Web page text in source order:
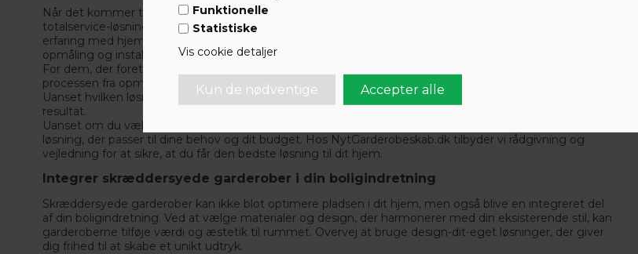
Funktionelle
Statistiske
Vis cookie detaljer
Når det kommer til installation af skydelåger og garderober, har du valget mellem DIY-pakker og
totalservice-løsninger. DIY-pakker kan være en god løsning for dem, der ønsker at spare penge og har
erfaring med hjemmeprojekter. Disse pakker inkluderer alle nødvendige komponenter og en guide til
opmåling og installation.
For dem, der foretrækker en mere bekvem løsning, tilbyder vi totalservice, hvor vi tager hånd om hele
processen fra opmåling til montering. Dette sikrer et professionelt resultat og sparer dig tid og besvær.
Uanset hvilken løsning du vælger, er det vigtigt at sikre, at opmålingen er korrekt for at opnå det bedste
resultat.
Uanset om du vælger at gøre det selv eller benytte vores totalservice, er det vigtigt at vælge en
løsning, der passer til dine behov og dit budget. Hos NytGarderobeskab.dktilbyder vi rådgivning og
vejledning for at sikre, at du får den bedste løsning til dit hjem.
Integrer skræddersyede garderober i din boligindretning
Skræddersyede garderober kan ikke blot optimere pladsen i dit hjem, men også blive en integreret del
af din boligindretning. Ved at vælge materialer og design, der harmonerer med din eksisterende stil, kan
garderoberne tilføje værdi og æstetik til rummet. Overvej at bruge design-dit-eget løsninger, der giver
dig frihed til at skabe et unikt udtryk.